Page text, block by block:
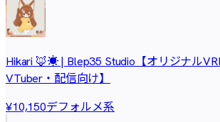
Hikari 🦊☀️ | Blep35 Studio【オリジナル
VTuber・配信向け】
¥10,150デフォルメ系